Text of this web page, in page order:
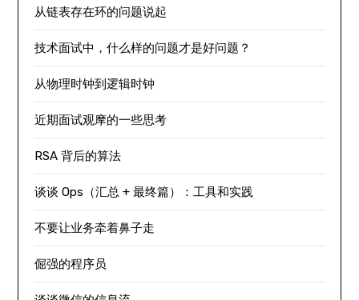
从链表存在环的问题说起
技术面试中，什么样的问题才是好问题？
从物理时钟到逻辑时钟
近期面试观摩的一些思考
RSA 背后的算法
谈谈 Ops（汇总 + 最终篇）：工具和实践
不要让业务牵着鼻子走
倔强的程序员